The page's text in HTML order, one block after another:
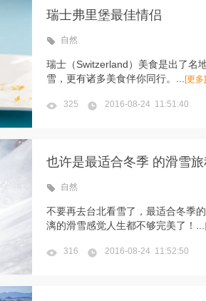
瑞士弗里堡最佳情侣
自然
瑞士（Switzerland）美食是出了名
雪，更有诸多美食伴你同行。...
[更多]
325 2016-08-24 11:51:40
也许是最适合冬季 的滑雪旅
自然
不要再去台北看雪了，最适合冬季
漓的滑雪感觉人生都不够完美了！...
316 2016-08-24 11:52:50